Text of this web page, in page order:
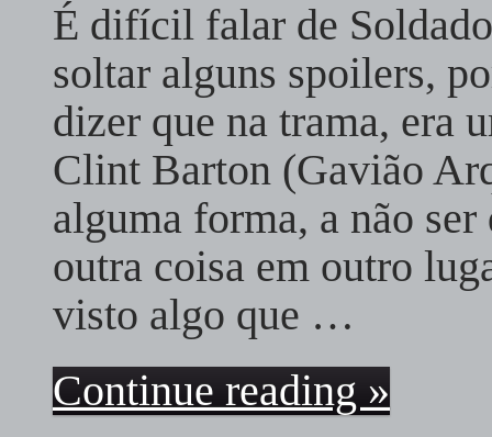
É difícil falar de
soltar alguns spoilers,
dizer que na trama, era
Clint Barton (Gavião
alguma forma, a não
outra coisa em outro
visto algo que …
Continue reading »